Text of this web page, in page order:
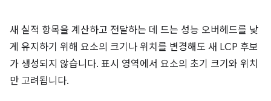
새 실적 항목을 계산하고 전달하는 데 드는 성능 오버헤드를 낮
게 유지하기 위해 요소의 크기나 위치를 변경해도 새 LCP 후보
가 생성되지 않습니다. 표시 영역에서 요소의 초기 크기와 위치
만 고려됩니다.